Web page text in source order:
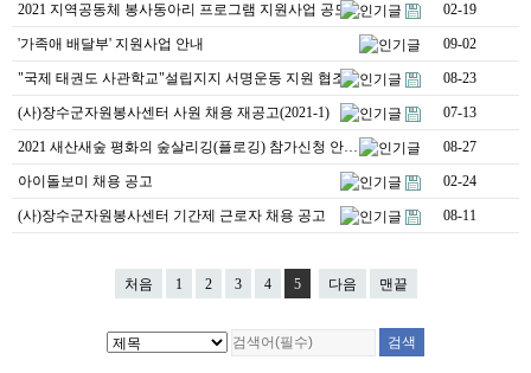
오시는길 전화문의
2021 지역공동체 봉사동아리 프로그램 지원사업 공모 … 02-19
'가족애 배달부' 지원사업 안내 09-02
"국제 태권도 사관학교"설립지지 서명운동 지원 협조 08-23
(사)장수군자원봉사센터 사원 채용 재공고(2021-1) 07-13
2021 새산새숲 평화의 숲살리깅(플로깅) 참가신청 안… 08-27
아이돌보미 채용 공고 02-24
(사)장수군자원봉사센터 기간제 근로자 채용 공고 08-11
처음 1 2 3 4 5 다음 맨끝